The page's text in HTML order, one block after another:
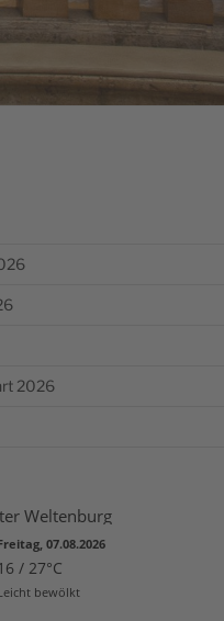
2026
Weltenburg
07.08.2026
/ 27°C
bewölkt